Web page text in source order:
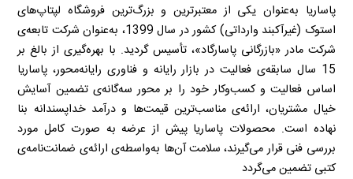
پاساریا به‌عنوان یکی از معتبرترین و بزرگ‌ترین فروشگاه لپتاپ‌های
استوک (غیرآکبند وارداتی) کشور در سال 1399، به‌عنوان شرکت تابعه‌ی
شرکت مادر «بازرگانی پاسارگاد»، تأسیس گردید. با بهره‌گیری از بالغ بر
15 سال سابقه‌ی فعالیت در بازار رایانه و فناوری رایانه‌محور، پاساریا
اساس فعالیت و کسب‌وکار خود را بر محور سه‌گانه‌ی تضمین آسایش
خیال مشتریان، ارائه‌ی مناسب‌ترین قیمت‌ها و درآمد خداپسندانه بنا
نهاده است. محصولات پاساریا پیش از عرضه به صورت کامل مورد
بررسی فنی قرار می‌گیرند، سلامت آن‌ها به‌واسطه‌ی ارائه‌ی ضمانت‌نامه‌ی
کتبی تضمین می‌گردد